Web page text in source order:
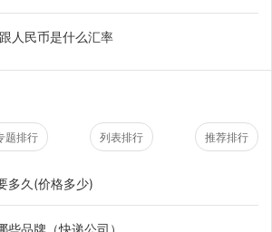
人民币是什么汇率
题排行 列表排行 推荐排行
多久(价格多少)
品牌（快递公司）